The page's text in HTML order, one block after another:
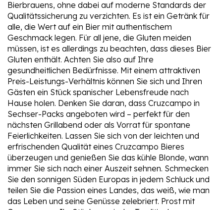
Bierbrauens, ohne dabei auf moderne Standards der
Qualitätssicherung zu verzichten. Es ist ein Getränk für
alle, die Wert auf ein Bier mit authentischem
Geschmack legen. Für all jene, die Gluten meiden
müssen, ist es allerdings zu beachten, dass dieses Bier
Gluten enthält. Achten Sie also auf Ihre
gesundheitlichen Bedürfnisse. Mit einem attraktiven
Preis-Leistungs-Verhältnis können Sie sich und Ihren
Gästen ein Stück spanischer Lebensfreude nach
Hause holen. Denken Sie daran, dass Cruzcampo in
Sechser-Packs angeboten wird – perfekt für den
nächsten Grillabend oder als Vorrat für spontane
Feierlichkeiten. Lassen Sie sich von der leichten und
erfrischenden Qualität eines Cruzcampo Bieres
überzeugen und genießen Sie das kühle Blonde, wann
immer Sie sich nach einer Auszeit sehnen. Schmecken
Sie den sonnigen Süden Europas in jedem Schluck und
teilen Sie die Passion eines Landes, das weiß, wie man
das Leben und seine Genüsse zelebriert. Prost mit